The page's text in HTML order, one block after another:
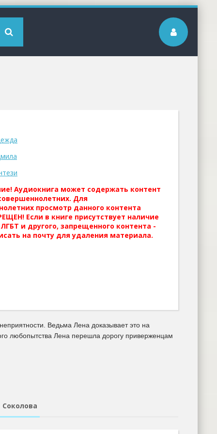
Аудиокнига может содержать контент
Для
просмотр данного контента
Если в книге присутствует наличие
и другого, запрещенного контента -
на почту для удаления материала.
Ведьма Лена доказывает это на
любопытства Лена перешла дорогу приверженцам